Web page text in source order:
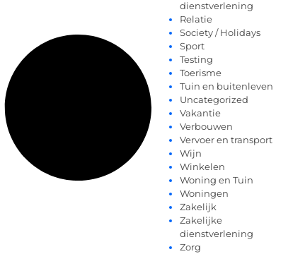
dienstverlening
Relatie
Society / Holidays
Sport
Testing
Toerisme
Tuin en buitenleven
Uncategorized
Vakantie
Verbouwen
Vervoer en transport
Wijn
Winkelen
Woning en Tuin
Woningen
Zakelijk
Zakelijke
dienstverlening
Zorg